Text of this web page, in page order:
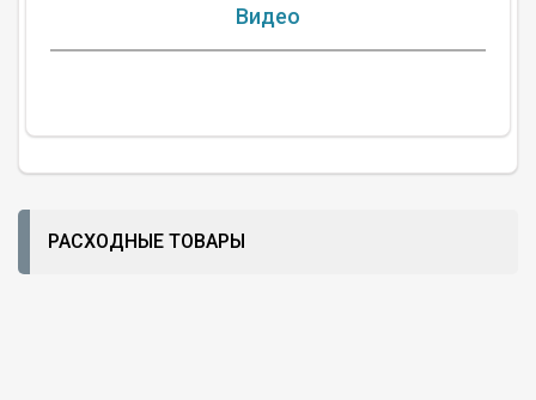
Видео
РАСХОДНЫЕ ТОВАРЫ